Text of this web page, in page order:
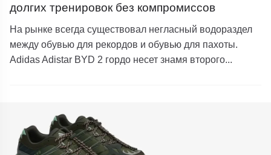
долгих тренировок без компромиссов
На рынке всегда существовал негласный водораздел
между обувью для рекордов и обувью для пахоты.
Adidas Adistar BYD 2 гордо несет знамя второго...